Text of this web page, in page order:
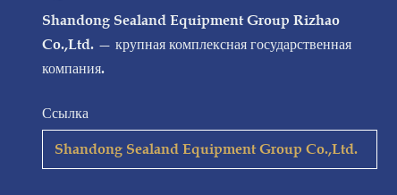
Shandong Sealand Equipment Group Rizhao
Co.,Ltd. — крупная комплексная государственная
компания.
Ссылка
Shandong Sealand Equipment Group Co.,Ltd.